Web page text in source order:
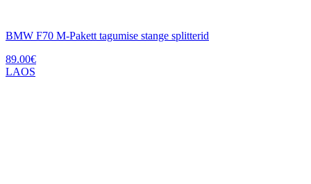
BMW F70 M-Pakett tagumise stange splitterid
89.00€
LAOS